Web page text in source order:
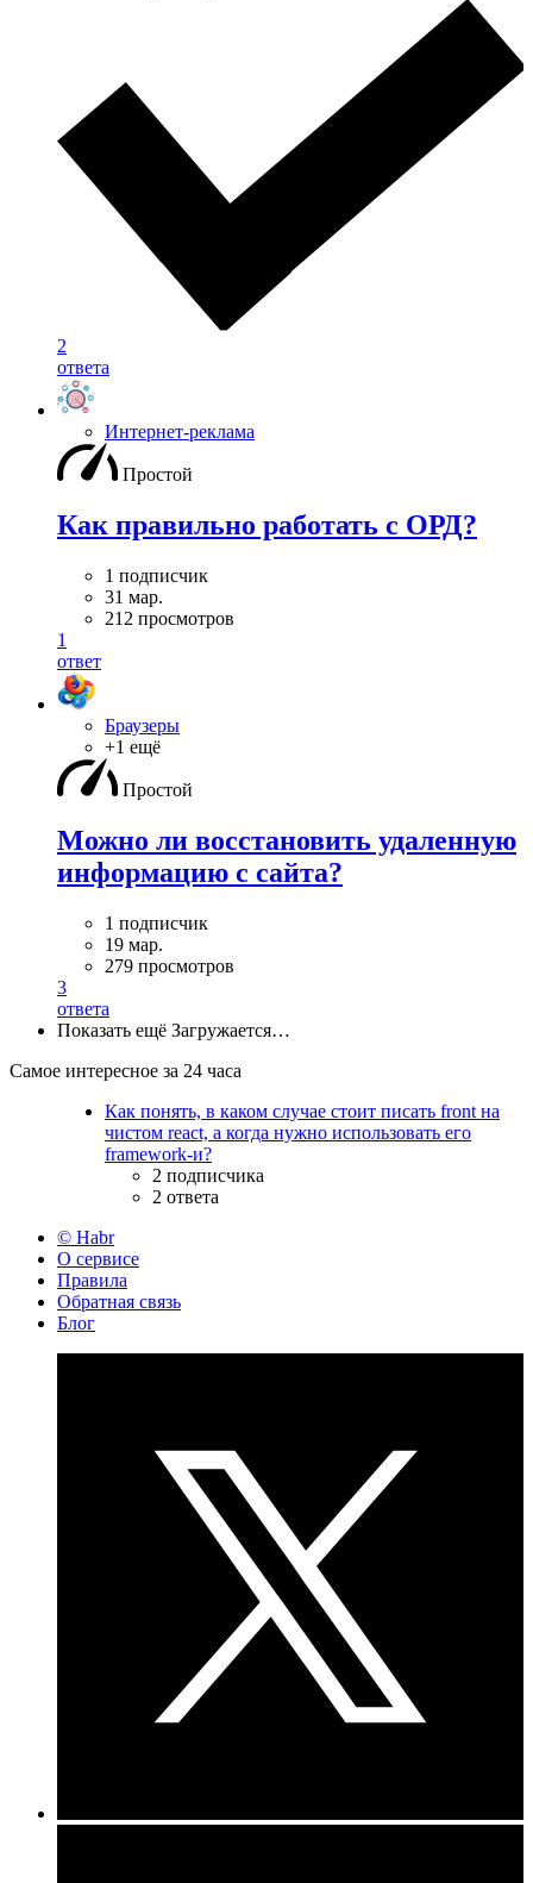
2
ответа
Интернет-реклама
Простой
Как правильно работать с ОРД?
1 подписчик
31 мар.
212 просмотров
1
ответ
Браузеры
+1 ещё
Простой
Можно ли восстановить удаленную
информацию с сайта?
1 подписчик
19 мар.
279 просмотров
3
ответа
Показать ещё Загружается…
Самое интересное за 24 часа
Как понять, в каком случае стоит писать front на
чистом react, а когда нужно использовать его
framework-и?
2 подписчика
2 ответа
© Habr
О сервисе
Правила
Обратная связь
Блог